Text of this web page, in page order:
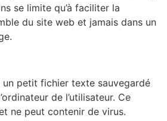
se limite qu’à faciliter la
du site web et jamais dans un
petit fichier texte sauvegardé
de l’utilisateur. Ce
ne peut contenir de virus.